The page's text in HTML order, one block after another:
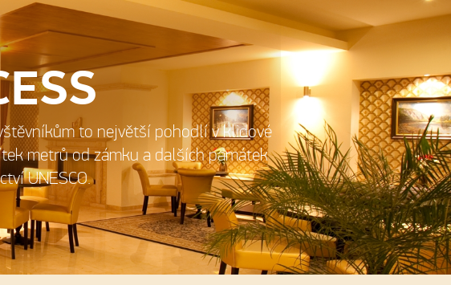
to největší pohodlí v klidové
metrů od zámku a dalších památek
UNESCO.